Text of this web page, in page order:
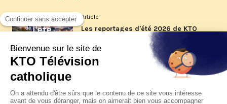
Article
Les reportages d'été 2026 de KTO
Article
La visite pastorale du pape Léon
jeudi 6 août